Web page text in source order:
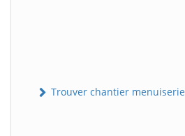
Trouver chantier